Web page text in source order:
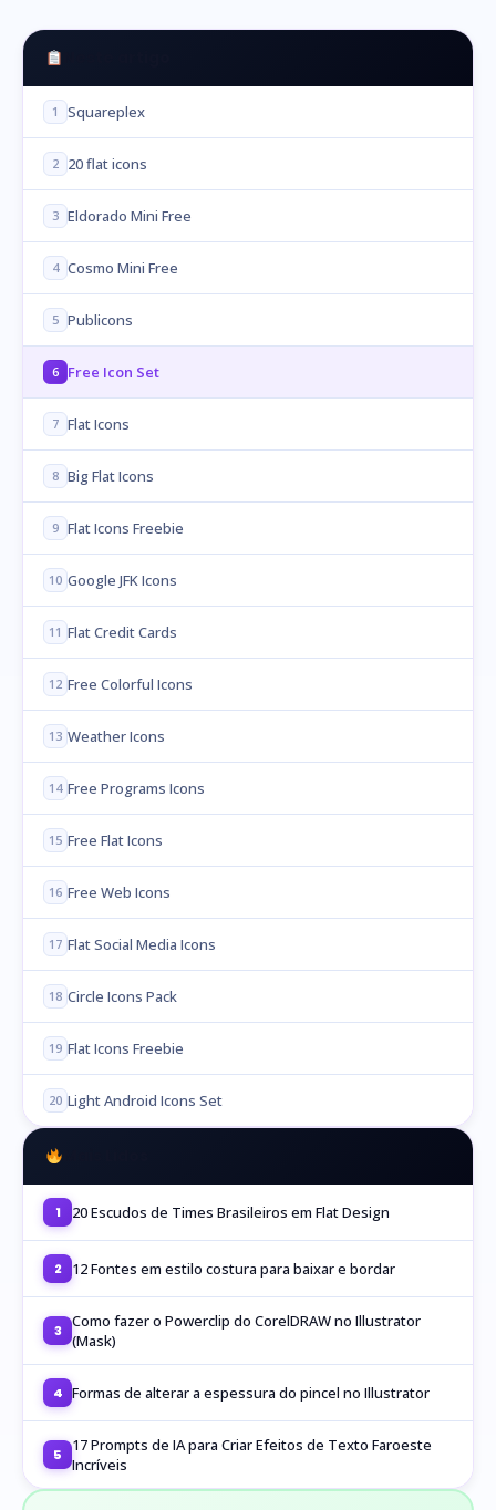
1 Squareplex
2 20 flat icons
3 Eldorado Mini Free
4 Cosmo Mini Free
5 Publicons
6 Free Icon Set
7 Flat Icons
8 Big Flat Icons
9 Flat Icons Freebie
10 Google JFK Icons
11 Flat Credit Cards
12 Free Colorful Icons
13 Weather Icons
14 Free Programs Icons
15 Free Flat Icons
16 Free Web Icons
17 Flat Social Media Icons
18 Circle Icons Pack
19 Flat Icons Freebie
20 Light Android Icons Set
1 20 Escudos de Times Brasileiros em Flat Design
2 12 Fontes em estilo costura para baixar e bordar
3 Como fazer o Powerclip do CorelDRAW no Illustrator
(Mask)
4 Formas de alterar a espessura do pincel no Illustrator
5
17 Prompts de IA para Criar Efeitos de Texto Faroeste
Incríveis